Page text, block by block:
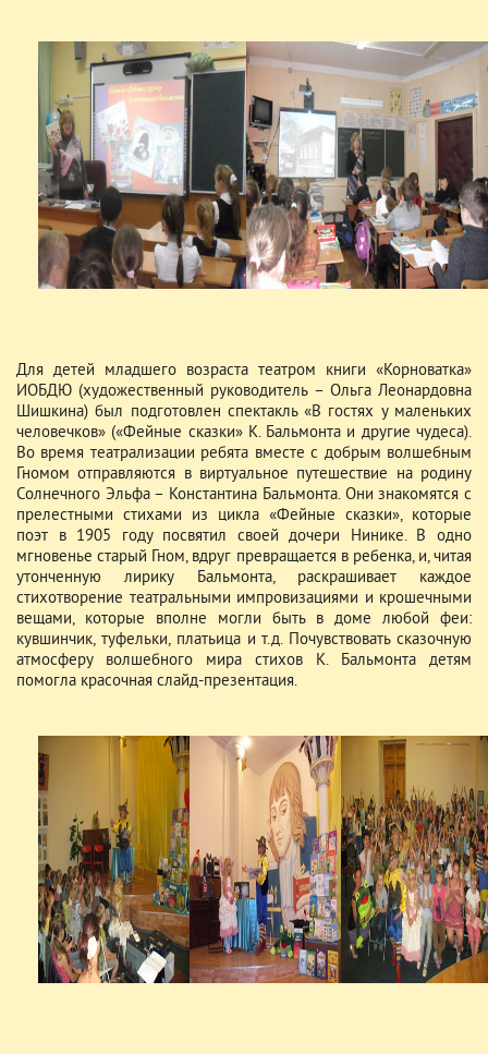
Для детей младшего возраста театром книги «Корноватка»
ИОБДЮ (художественный руководитель – Ольга Леонардовна
Шишкина) был подготовлен спектакль «В гостях у маленьких
человечков» («Фейные сказки» К. Бальмонта и другие чудеса).
Во время театрализации ребята вместе с добрым волшебным
Гномом отправляются в виртуальное путешествие на родину
Солнечного Эльфа – Константина Бальмонта. Они знакомятся с
прелестными стихами из цикла «Фейные сказки», которые
поэт в 1905 году посвятил своей дочери Нинике. В одно
мгновенье старый Гном, вдруг превращается в ребенка, и, читая
утонченную лирику Бальмонта, раскрашивает каждое
стихотворение театральными импровизациями и крошечными
вещами, которые вполне могли быть в доме любой феи:
кувшинчик, туфельки, платьица и т.д. Почувствовать сказочную
атмосферу волшебного мира стихов К. Бальмонта детям
помогла красочная слайд-презентация.